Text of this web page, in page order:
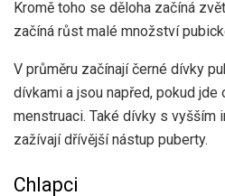
Kromě toho se děloha začíná
začíná růst malé množství
V průměru začínají černé dívky
dívkami a jsou napřed, pokud jde
menstruaci. Také dívky s vyšším
zažívají dřívější nástup puberty.
Chlapci